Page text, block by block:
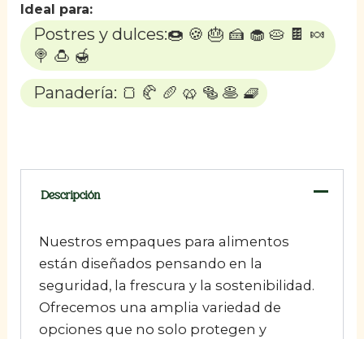
Ideal para:
Postres y dulces:🍩 🍪 🎂 🍰 🧁 🥧 🍫 🍬
🍭 🍮 🍯
Panadería: 🍞 🥐 🥖 🥨 🥯 🥞 🧇
Descripción
Nuestros empaques para alimentos
están diseñados pensando en la
seguridad, la frescura y la sostenibilidad.
Ofrecemos una amplia variedad de
opciones que no solo protegen y